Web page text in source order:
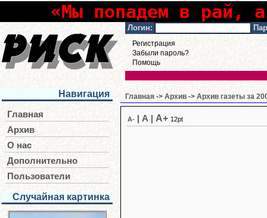
«Мы попадем в рай,
Логин:
Регистрация
Забыли пароль?
Помощь
Навигация
Главная
Архив
О нас
Дополнительно
Пользователи
Случайная картинка
Главная -> Архив -> Архив газеты за
A- A A+ 12pt